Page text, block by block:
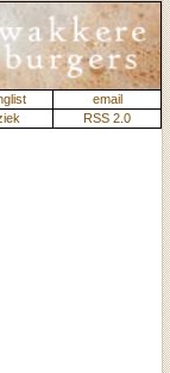
email
RSS 2.0